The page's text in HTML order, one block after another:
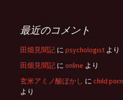
最近のコメント
田畑見聞記 に psychologist より
田畑見聞記 に online より
玄米アミノ酸ぼかし に child porn
より